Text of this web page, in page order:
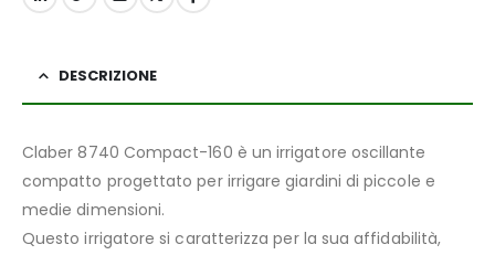
DESCRIZIONE
Claber 8740 Compact-160 è un irrigatore oscillante
compatto progettato per irrigare giardini di piccole e
medie dimensioni.
Questo irrigatore si caratterizza per la sua affidabilità,